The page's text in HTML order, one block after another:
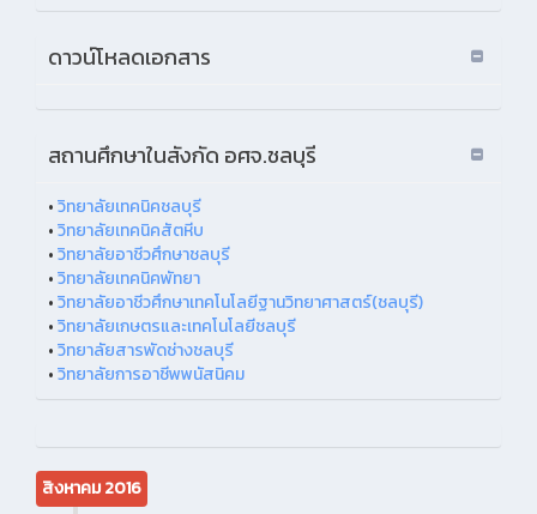
ดาวน์โหลดเอกสาร
สถานศึกษาในสังกัด อศจ.ชลบุรี
•วิทยาลัยเทคนิคชลบุรี
•วิทยาลัยเทคนิคสัตหีบ
•วิทยาลัยอาชีวศึกษาชลบุรี
•วิทยาลัยเทคนิคพัทยา
•วิทยาลัยอาชีวศึกษาเทคโนโลยีฐานวิทยาศาสตร์(ชลบุรี)
•วิทยาลัยเกษตรและเทคโนโลยีชลบุรี
•วิทยาลัยสารพัดช่างชลบุรี
•วิทยาลัยการอาชีพพนัสนิคม
สิงหาคม 2016